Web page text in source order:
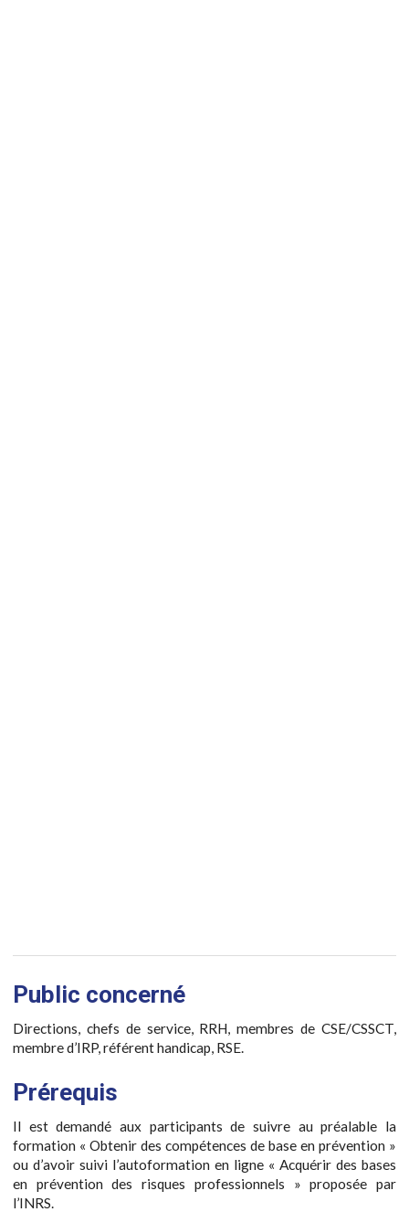
Public concerné
Directions, chefs de service, RRH, membres de CSE/CSSCT,
membre d’IRP, référent handicap, RSE.
Prérequis
Il est demandé aux participants de suivre au préalable la
formation « Obtenir des compétences de base en prévention »
ou d’avoir suivi l’autoformation en ligne « Acquérir des bases
en prévention des risques professionnels » proposée par
l’INRS.